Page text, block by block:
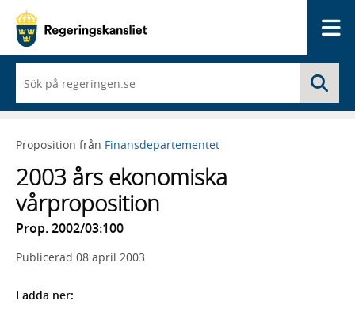
du
börjar
skriva
framträder
lista
med
sökförslag
Proposition från Finansdepartementet
2003 års ekonomiska
vårproposition
Prop. 2002/03:100
Publicerad 08 april 2003
Ladda ner: